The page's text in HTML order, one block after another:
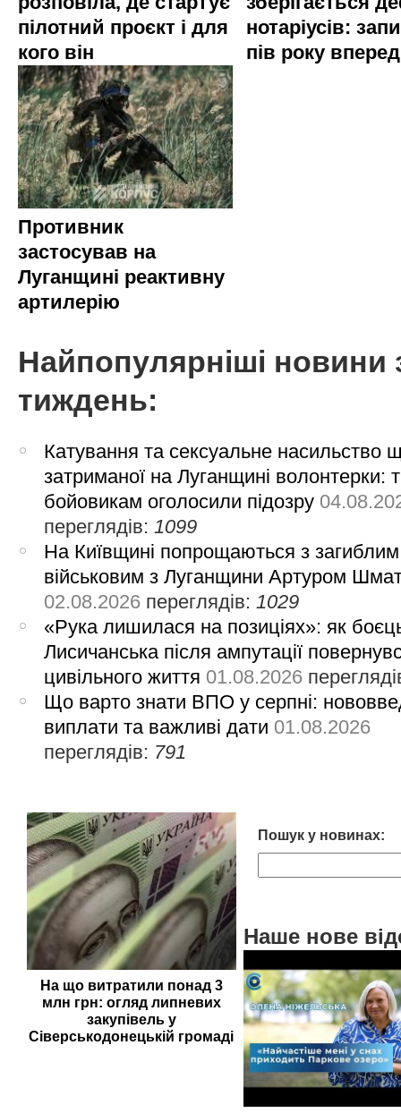
пілотний проєкт і для
кого він
нотаріусів:
пів року вперед
Противник
застосував на
Луганщині реактивну
артилерію
Найпопулярніші новини
тиждень:
Катування та сексуальне насильство
затриманої на Луганщині волонтерки:
бойовикам оголосили підозру
переглядів:1099
На Київщині попрощаються з загиблим
військовим з Луганщини Артуром
02.08.2026 переглядів:1029
«Рука лишилася на позиціях»: як
Лисичанська після ампутації
цивільного життя 01.08.2026
Що варто знати ВПО у серпні:
виплати та важливі дати 01.08.2026
переглядів: 791
На що витратили понад 3
млн грн: огляд липневих
закупівель у
Сіверськодонецькій громаді
Пошук у новинах:
Наше нове